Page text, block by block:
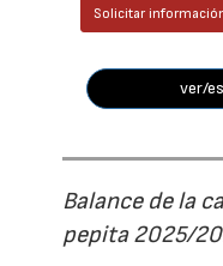
Solicitar
ver/
Balance de la
pepita 2025/